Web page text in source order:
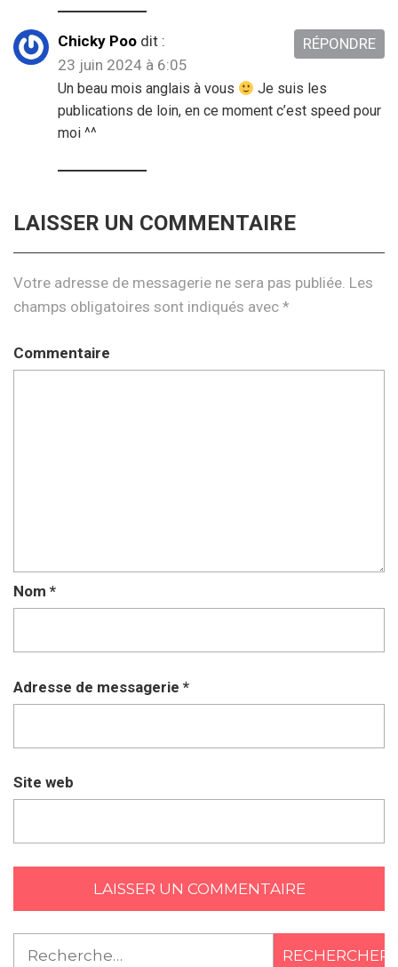
Chicky Poo dit :
23 juin 2024 à 6:05
Un beau mois anglais à vous
Je suis les
publications de loin, en ce moment c’est speed pour
moi ^^
RÉPONDRE
LAISSER UN COMMENTAIRE
Votre adresse de messagerie ne sera pas publiée. Les
champs obligatoires sont indiqués avec *
Commentaire
Nom *
Adresse de messagerie *
Site web
Rechercher :